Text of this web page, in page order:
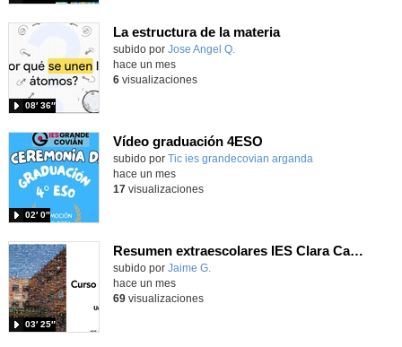
La estructura de la materia
Contenido educativo.
subido por Jose Angel Q.
08′ 36″
hace un mes
6visualizaciones
Vídeo graduación 4ESO
subido por Tic ies grandecovian arganda
02′ 0″
hace un mes
17visualizaciones
Resumen extraescolares IES Clara Campoamor 25-26
subido por Jaime G.
03′ 25″
hace un mes
69visualizaciones